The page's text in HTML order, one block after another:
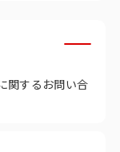
関するお問い合